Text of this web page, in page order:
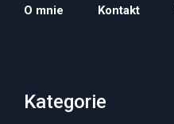
O mnie Kontakt
Kategorie